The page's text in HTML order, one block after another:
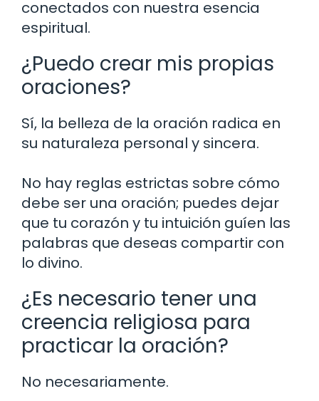
conectados con nuestra esencia
espiritual.
¿Puedo crear mis propias
oraciones?
Sí, la belleza de la oración radica en
su naturaleza personal y sincera.
No hay reglas estrictas sobre cómo
debe ser una oración; puedes dejar
que tu corazón y tu intuición guíen las
palabras que deseas compartir con
lo divino.
¿Es necesario tener una
creencia religiosa para
practicar la oración?
No necesariamente.